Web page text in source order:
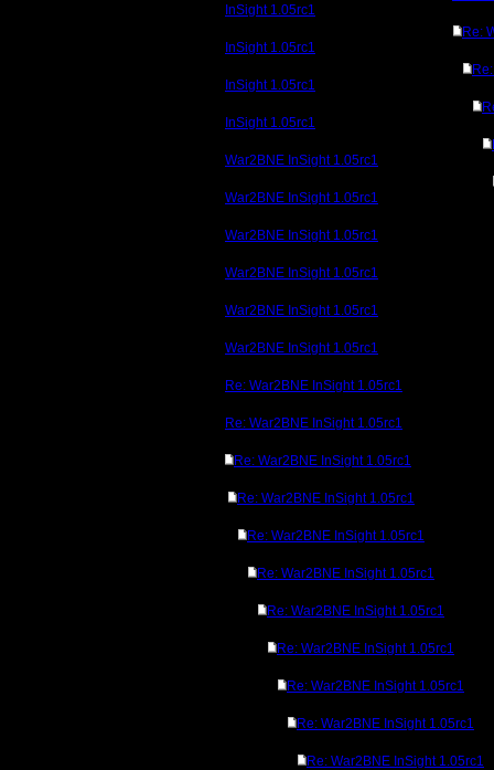
InSight 1.05rc1
Re:
InSight 1.05rc1
InSight 1.05rc1
InSight 1.05rc1
War2BNE InSight 1.05rc1
War2BNE InSight 1.05rc1
War2BNE InSight 1.05rc1
War2BNE InSight 1.05rc1
War2BNE InSight 1.05rc1
War2BNE InSight 1.05rc1
Re: War2BNE InSight 1.05rc1
Re: War2BNE InSight 1.05rc1
Re: War2BNE InSight 1.05rc1
Re: War2BNE InSight 1.05rc1
Re: War2BNE InSight 1.05rc1
Re: War2BNE InSight 1.05rc1
Re: War2BNE InSight 1.05rc1
Re: War2BNE InSight 1.05rc1
Re: War2BNE InSight 1.05rc1
Re: War2BNE InSight 1.05rc1
Re: War2BNE InSight 1.05rc1